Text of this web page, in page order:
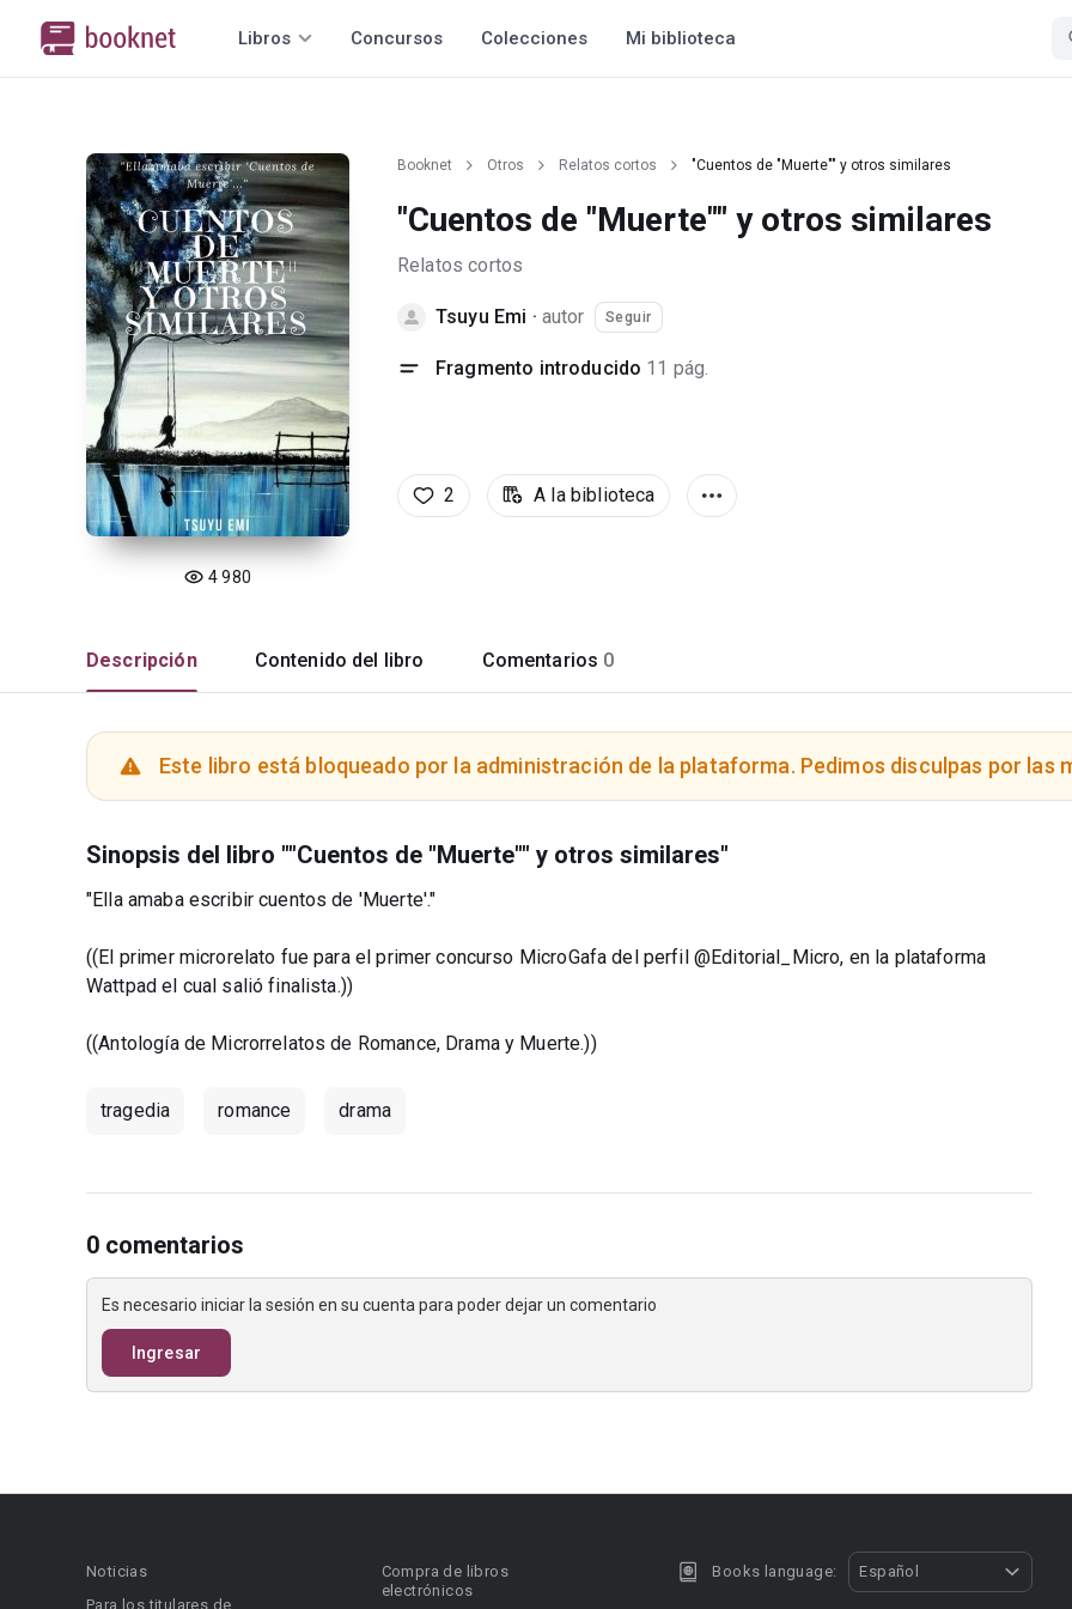
Libros Concursos Colecciones Mi biblioteca
4 980
Booknet Otros Relatos cortos "Cuentos de "Muerte"" y otros similares
"Cuentos de "Muerte"" y otros similares
Relatos cortos
Tsuyu Emi · autor Seguir
Fragmento introducido 11 pág.
2 A la biblioteca
Descripción Contenido del libro Comentarios 0
Este libro está bloqueado por la administración de la plataforma. Pedimos disculpas por las
Sinopsis del libro ""Cuentos de "Muerte"" y otros similares"
"Ella amaba escribir cuentos de 'Muerte'."
((El primer microrelato fue para el primer concurso MicroGafa del perfil @Editorial_Micro, en la plataforma
Wattpad el cual salió finalista.))
((Antología de Microrrelatos de Romance, Drama y Muerte.))
tragedia romance drama
0 comentarios
Es necesario iniciar la sesión en su cuenta para poder dejar un comentario
Ingresar
Noticias
Para los titulares de
Compra de libros
electrónicos
Books language: Español